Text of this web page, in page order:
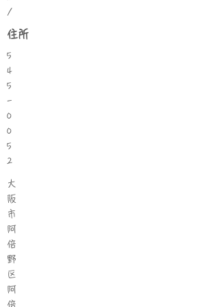
/
住所
5
4
5
-
0
0
5
2
大
阪
市
阿
倍
野
区
阿
倍